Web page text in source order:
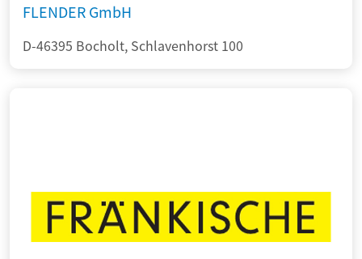
FLENDER GmbH
D-46395 Bocholt, Schlavenhorst 100